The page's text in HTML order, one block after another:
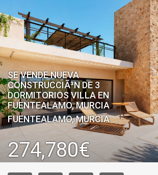
SE VENDE NUEVA
CONSTRUCCIÃ³N DE 3
DORMITORIOS VILLA EN
FUENTEALAMO, MURCIA
FUENTEALAMO, MURCIA
274,780€